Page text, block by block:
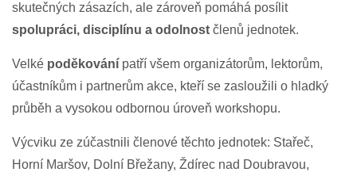
skutečných zásazích, ale zároveň pomáhá posílit
spolupráci, disciplínu a odolnost členů jednotek.
Velké poděkování patří všem organizátorům, lektorům,
účastníkům i partnerům akce, kteří se zasloužili o hladký
průběh a vysokou odbornou úroveň workshopu.
Výcviku ze zúčastnili členové těchto jednotek: Stařeč,
Horní Maršov, Dolní Břežany, Ždírec nad Doubravou,